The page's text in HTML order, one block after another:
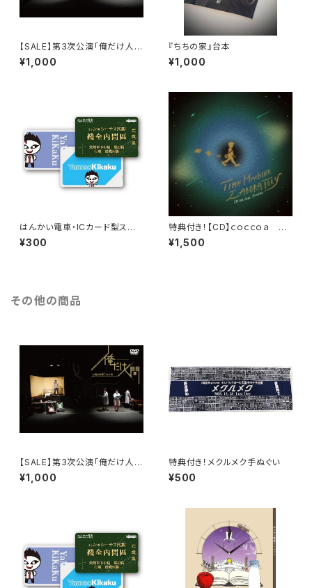
【SALE】第3次公演「俺だけ人
間」DVD
¥1,000
『ちちの家』台本
¥1,000
はんかい電車・ICカード型ステッ
カー
¥300
特典付き！【CD】ｃｏｃｃｏａ ｆｅ
ａｔ．ＫＩＭＥＲＵ Time Machi
ne Laboratory
¥1,500
その他の商品
【SALE】第3次公演「俺だけ人
間」DVD
¥1,000
特典付き！メクルメク手ぬぐい
¥500